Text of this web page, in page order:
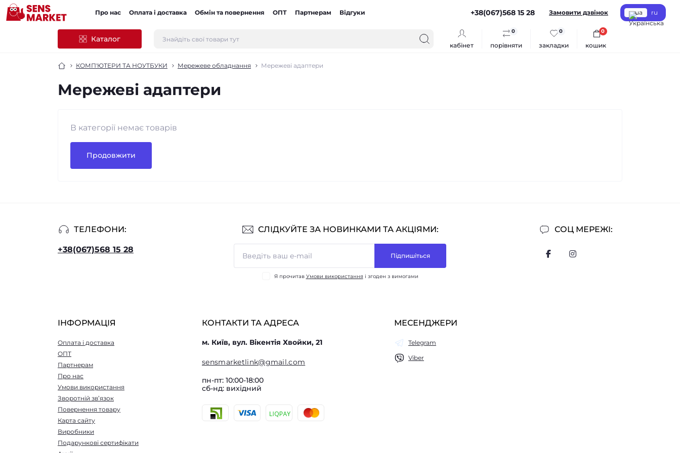
Про нас Оплата і доставка Обмін та повернення ОПТ Партнерам Відгуки +38(067)568 15 28 Замовити дзвінок ua ru
Каталог
кабінет порівняти
0
закладки
0
кошик
0
КОМП'ЮТЕРИ ТА НОУТБУКИ Мережеве обладнання Мережеві адаптери
Мережеві адаптери
В категорії немає товарів
Продовжити
ТЕЛЕФОНИ:
+38(067)568 15 28
СОЦ МЕРЕЖІ:
СЛІДКУЙТЕ ЗА НОВИНКАМИ ТА АКЦІЯМИ:
Підпишіться
Я прочитав Умови використання і згоден з вимогами
ІНФОРМАЦІЯ
Оплата і доставка
ОПТ
Партнерам
Про нас
Умови використання
Зворотній зв’язок
Повернення товару
Карта сайту
Виробники
Подарункові сертифікати
КОНТАКТИ ТА АДРЕСА
м. Київ, вул. Вікентія Хвойки, 21
sensmarketlink@gmail.com
пн-пт: 10:00-18:00
сб-нд: вихідний
МЕСЕНДЖЕРИ
Telegram
Viber